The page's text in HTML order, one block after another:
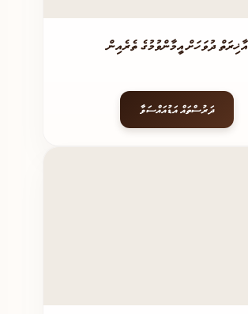
އާޚިރަތް ދުވަހަށް އީމާންވުމުގެ ތެރެއިން
ދަރުސްތައް އަޑުއައްސަވާ